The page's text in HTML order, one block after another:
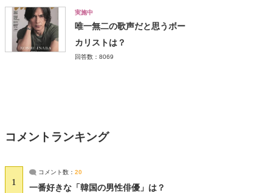
実施中
唯一無二の歌声だと思うボー
カリストは？
回答数：8069
コメントランキング
1
コメント数： 20
一番好きな「韓国の男性俳優」は？